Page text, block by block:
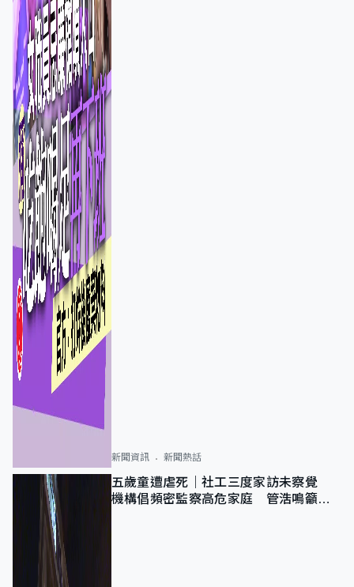
新聞資訊 新聞熱話
五歲童遭虐死｜社工三度家訪未察覺
機構倡頻密監察高危家庭 管浩鳴籲加